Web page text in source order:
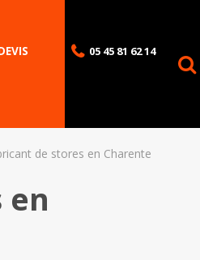
05 45 81 62 14
de stores en Charente
en